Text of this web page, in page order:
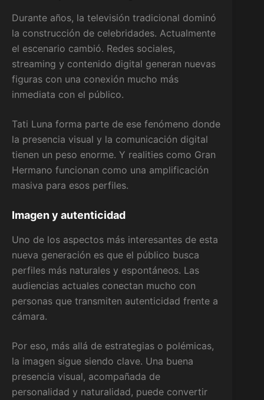
Durante años, la televisión tradicional dominó
la construcción de celebridades. Actualmente
el escenario cambió. Redes sociales,
streaming y contenido digital generan nuevas
figuras con una conexión mucho más
inmediata con el público.
Tati Luna forma parte de ese fenómeno donde
la presencia visual y la comunicación digital
tienen un peso enorme. Y realities como Gran
Hermano funcionan como una amplificación
masiva para esos perfiles.
Imagen y autenticidad
Uno de los aspectos más interesantes de esta
nueva generación es que el público busca
perfiles más naturales y espontáneos. Las
audiencias actuales conectan mucho con
personas que transmiten autenticidad frente a
cámara.
Por eso, más allá de estrategias o polémicas,
la imagen sigue siendo clave. Una buena
presencia visual, acompañada de
personalidad y naturalidad, puede convertir